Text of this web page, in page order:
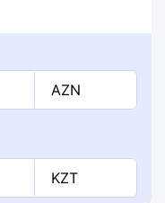
AZN
KZT